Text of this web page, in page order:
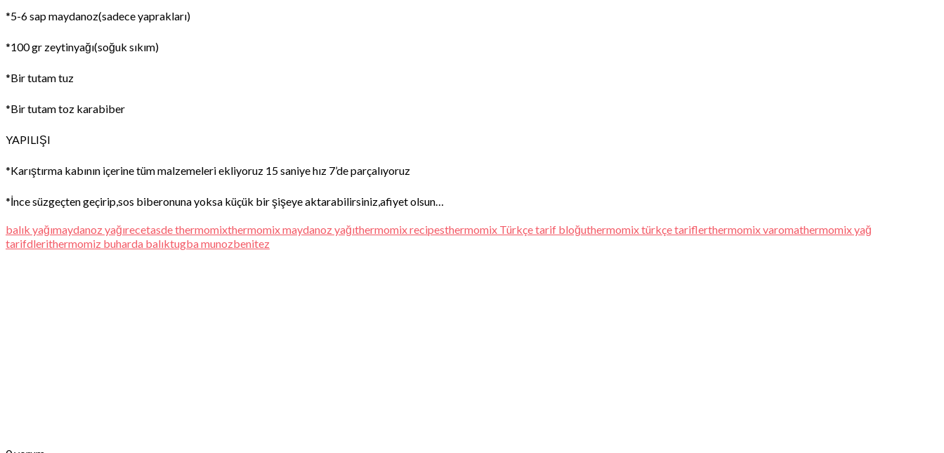
*5-6 sap maydanoz(sadece yaprakları)
*100 gr zeytinyağı(soğuk sıkım)
*Bir tutam tuz
*Bir tutam toz karabiber
YAPILIŞI
*Karıştırma kabının içerine tüm malzemeleri ekliyoruz 15 saniye hız 7’de parçalıyoruz
*İnce süzgeçten geçirip,sos biberonuna yoksa küçük bir şişeye aktarabilirsiniz,afiyet olsun…
balık yağımaydanoz yağırecetasde thermomixthermomix maydanoz yağıthermomix recipesthermomix Türkçe tarif bloğuthermomix türkçe tariflerthermomix varomathermomix yağ
tarifdlerithermomiz buharda balıktugba munozbenitez